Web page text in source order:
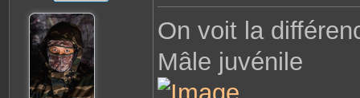
e
s
On voit la
Mâle juvénile